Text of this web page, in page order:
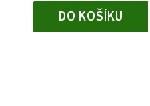
DO KOŠÍKU